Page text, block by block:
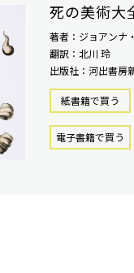
死の美術大
著者：ジョアンナ
翻訳：北川 玲
出版社：河出書房
紙書籍で買う
電⼦書籍で買う